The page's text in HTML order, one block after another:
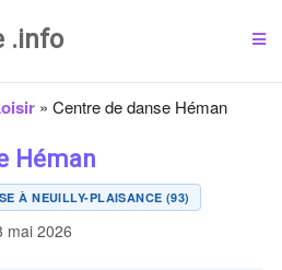
.info
» Centre de danse Héman
Héman
À NEUILLY-PLAISANCE (93)
mai 2026